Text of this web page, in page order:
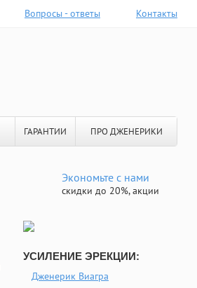
Вопросы - ответы Контакты
ГАРАНТИИ ПРО ДЖЕНЕРИКИ
Экономьте с нами
скидки до 20%, акции
УСИЛЕНИЕ ЭРЕКЦИИ:
Дженерик Виагра